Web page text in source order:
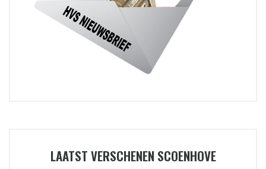
LAATST VERSCHENEN SCOENHOVE